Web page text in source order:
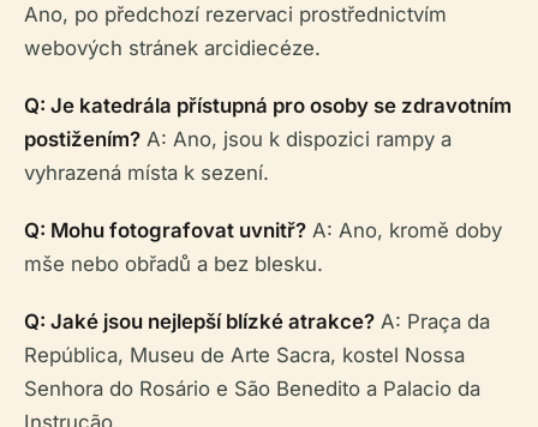
Ano, po předchozí rezervaci prostřednictvím
webových stránek arcidiecéze.
Q: Je katedrála přístupná pro osoby se zdravotním
postižením? A: Ano, jsou k dispozici rampy a
vyhrazená místa k sezení.
Q: Mohu fotografovat uvnitř? A: Ano, kromě doby
mše nebo obřadů a bez blesku.
Q: Jaké jsou nejlepší blízké atrakce? A: Praça da
República, Museu de Arte Sacra, kostel Nossa
Senhora do Rosário e São Benedito a Palacio da